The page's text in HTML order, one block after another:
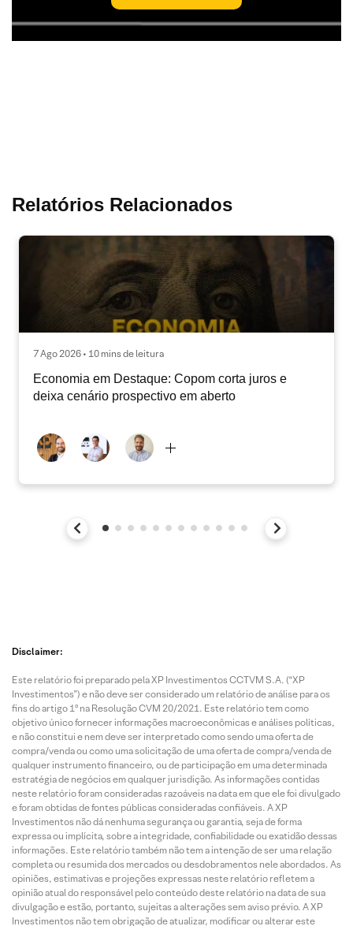
Relatórios Relacionados
7 Ago 2026 • 10 mins de leitura
Economia em Destaque: Copom corta juros e
deixa cenário prospectivo em aberto
Disclaimer:
Este relatório foi preparado pela XP Investimentos CCTVM S.A. (“XP
Investimentos”) e não deve ser considerado um relatório de análise para os
fins do artigo 1º na Resolução CVM 20/2021. Este relatório tem como
objetivo único fornecer informações macroeconômicas e análises políticas,
e não constitui e nem deve ser interpretado como sendo uma oferta de
compra/venda ou como uma solicitação de uma oferta de compra/venda de
qualquer instrumento financeiro, ou de participação em uma determinada
estratégia de negócios em qualquer jurisdição. As informações contidas
neste relatório foram consideradas razoáveis na data em que ele foi divulgado
e foram obtidas de fontes públicas consideradas confiáveis. A XP
Investimentos não dá nenhuma segurança ou garantia, seja de forma
expressa ou implícita, sobre a integridade, confiabilidade ou exatidão dessas
informações. Este relatório também não tem a intenção de ser uma relação
completa ou resumida dos mercados ou desdobramentos nele abordados. As
opiniões, estimativas e projeções expressas neste relatório refletem a
opinião atual do responsável pelo conteúdo deste relatório na data de sua
divulgação e estão, portanto, sujeitas a alterações sem aviso prévio. A XP
Investimentos não tem obrigação de atualizar, modificar ou alterar este